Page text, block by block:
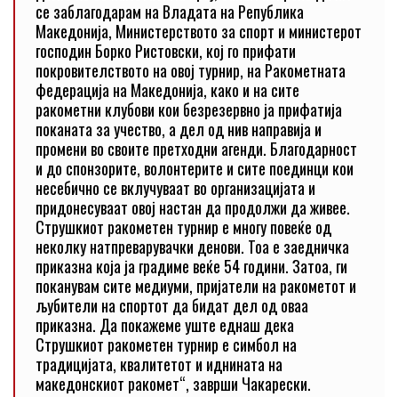
се заблагодарам на Владата на Република
Македонија, Министерството за спорт и министерот
господин Борко Ристовски, кој го прифати
покровителството на овој турнир, на Ракометната
федерација на Македонија, како и на сите
ракометни клубови кои безрезервно ја прифатија
поканата за учество, а дел од нив направија и
промени во своите претходни агенди. Благодарност
и до спонзорите, волонтерите и сите поединци кои
несебично се вклучуваат во организацијата и
придонесуваат овој настан да продолжи да живее.
Струшкиот ракометен турнир е многу повеќе од
неколку натпреварувачки денови. Тоа е заедничка
приказна која ја градиме веќе 54 години. Затоа, ги
поканувам сите медиуми, пријатели на ракометот и
љубители на спортот да бидат дел од оваа
приказна. Да покажеме уште еднаш дека
Струшкиот ракометен турнир е симбол на
традицијата, квалитетот и иднината на
македонскиот ракомет“, заврши Чакарески.